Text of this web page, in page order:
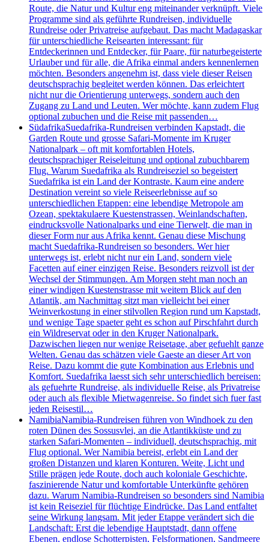
Route, die Natur und Kultur eng miteinander verknüpft. Viele
Programme sind als geführte Rundreisen, individuelle
Rundreise oder Privatreise aufgebaut. Das macht Madagaskar
für unterschiedliche Reisearten interessant: für
Entdeckerinnen und Entdecker, für Paare, für naturbegeisterte
Urlauber und für alle, die Afrika einmal anders kennenlernen
möchten. Besonders angenehm ist, dass viele dieser Reisen
deutschsprachig begleitet werden können. Das erleichtert
nicht nur die Orientierung unterwegs, sondern auch den
Zugang zu Land und Leuten. Wer möchte, kann zudem Flug
optional zubuchen und die Reise mit passenden…
SüdafrikaSuedafrika-Rundreisen verbinden Kapstadt, die
Garden Route und grosse Safari-Momente im Kruger
Nationalpark – oft mit komfortablen Hotels,
deutschsprachiger Reiseleitung und optional zubuchbarem
Flug. Warum Suedafrika als Rundreiseziel so begeistert
Suedafrika ist ein Land der Kontraste. Kaum eine andere
Destination vereint so viele Reiseerlebnisse auf so
unterschiedlichen Etappen: eine lebendige Metropole am
Ozean, spektakulaere Kuestenstrassen, Weinlandschaften,
eindrucksvolle Nationalparks und eine Tierwelt, die man in
dieser Form nur aus Afrika kennt. Genau diese Mischung
macht Suedafrika-Rundreisen so besonders. Wer hier
unterwegs ist, erlebt nicht nur ein Land, sondern viele
Facetten auf einer einzigen Reise. Besonders reizvoll ist der
Wechsel der Stimmungen. Am Morgen steht man noch an
einer windigen Kuestenstrasse mit weitem Blick auf den
Atlantik, am Nachmittag sitzt man vielleicht bei einer
Weinverkostung in einer stilvollen Region rund um Kapstadt,
und wenige Tage spaeter geht es schon auf Pirschfahrt durch
ein Wildreservat oder in den Kruger Nationalpark.
Dazwischen liegen nur wenige Reisetage, aber gefuehlt ganze
Welten. Genau das schätzen viele Gaeste an dieser Art von
Reise. Dazu kommt die gute Kombination aus Erlebnis und
Komfort. Suedafrika laesst sich sehr unterschiedlich bereisen:
als gefuehrte Rundreise, als individuelle Reise, als Privatreise
oder auch als flexible Mietwagenreise. So findet sich fuer fast
jeden Reisestil…
NamibiaNamibia-Rundreisen führen von Windhoek zu den
roten Dünen des Sossusvlei, an die Atlantikküste und zu
starken Safari-Momenten – individuell, deutschsprachig, mit
Flug optional. Wer Namibia bereist, erlebt ein Land der
großen Distanzen und klaren Konturen. Weite, Licht und
Stille prägen jede Route, doch auch koloniale Geschichte,
faszinierende Natur und komfortable Unterkünfte gehören
dazu. Warum Namibia-Rundreisen so besonders sind Namibia
ist kein Reiseziel für flüchtige Eindrücke. Das Land entfaltet
seine Wirkung langsam. Mit jeder Etappe verändert sich die
Landschaft: Erst die lebendige Hauptstadt, dann offene
Ebenen, endlose Schotterpisten, Felsformationen, Sandmeere